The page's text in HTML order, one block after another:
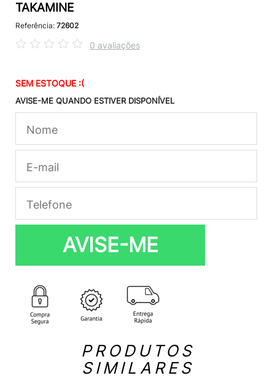
TAKAMINE
Referência: 72602
0 avaliações
SEM ESTOQUE :(
AVISE-ME QUANDO ESTIVER DISPONÍVEL
AVISE-ME
PRODUTOS
SIMILARES